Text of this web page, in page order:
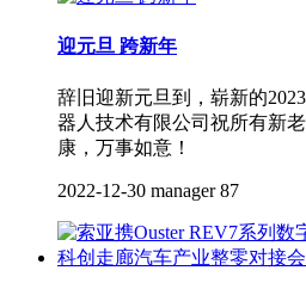
迎元旦 跨新年
辞旧迎新元旦到，崭新的
器人技术有限公司祝所有新
康，万事如意！
2022-12-30 manager 87